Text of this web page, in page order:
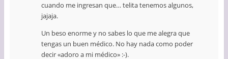
cuando me ingresan que… telita tenemos algunos,
jajaja.
Un beso enorme y no sabes lo que me alegra que
tengas un buen médico. No hay nada como poder
decir «adoro a mi médico» :-).